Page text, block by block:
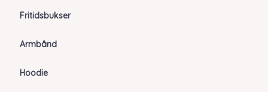
Fritidsbukser
Armbånd
Hoodie